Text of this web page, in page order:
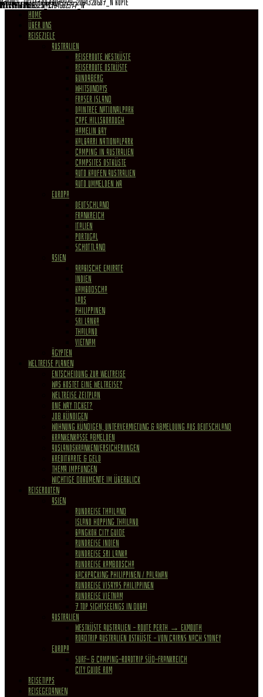
HOME
ÜBER UNS
REISEZIELE
Australien
Reiseroute Westküste
Reiseroute Ostküste
Bundaberg
Whitsundays
Fraser Island
Daintree Nationalpark
Cape Hillsborough
Hamelin Bay
Kalbarri Nationalpark
Camping in Australien
Campsites Ostküste
Auto kaufen Australien
Auto ummelden WA
Europa
Deutschland
Frankreich
Italien
Portugal
Schottland
Asien
Arabische Emirate
Indien
Kambodscha
Laos
Philippinen
Sri Lanka
Thailand
Vietnam
Ägypten
WELTREISE PLANEN
Entscheidung zur Weltreise
Was kostet eine Weltreise?
Weltreise Zeitplan
One Way Ticket?
Job kündigen
Wohnung Kündigen, Untervermietung & Abmeldung aus Deutschland
Krankenkasse abmelden
Auslandskrankenversicherungen
Kreditkarte & Geld
Thema Impfungen
Wichtige Dokumente im Überblick
REISEROUTEN
Asien
Rundreise Thailand
Island Hopping Thailand
Bangkok City Guide
Rundreise Indien
Rundreise Sri Lanka
Rundreise Kambodscha
Backpacking Philippinen / Palawan
Rundreise Visayas Philippinen
Rundreise Vietnam
7 Top Sightseeings in Dubai
Australien
Westküste Australien – Route Perth → Exmouth
Roadtrip Australien Ostküste – von Cairns nach Sydney
Europa
Surf- & Camping-Roadtrip Süd-Frankreich
City Guide Rom
REISETIPPS
REISEGEDANKEN